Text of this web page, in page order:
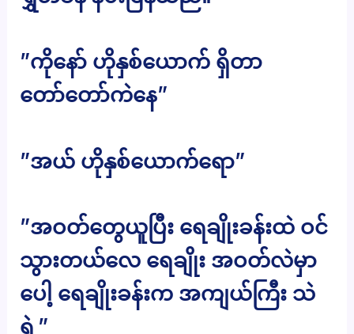
”ကိုနော် ဟိုနှစ်ယောက် ရှိတာ
တော်တော်ကဲနေ”
”အယ် ဟိုနှစ်ယောက်ရော”
”အဝတ်တွေယူပြီး ရေချိုးခန်းထဲ ဝင်
သွားတယ်လေ ရေချိုး အဝတ်လဲမှာ
ပေါ့ ရေချိုးခန်းက အကျယ်ကြီး သဲ
ရဲ့”